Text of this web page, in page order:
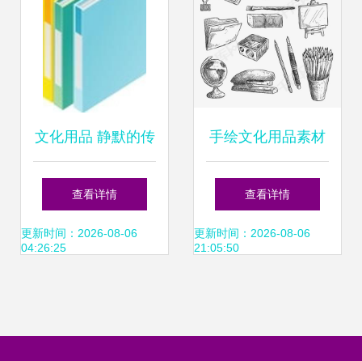
文化用品 静默的传
承者与创意的催化
剂
查看详情
更新时间：2026-08-06
04:26:25
手绘文化用品素材
图片免费下载 高清
装饰图案PSD与千
查看详情
更新时间：2026-08-06
21:05:50